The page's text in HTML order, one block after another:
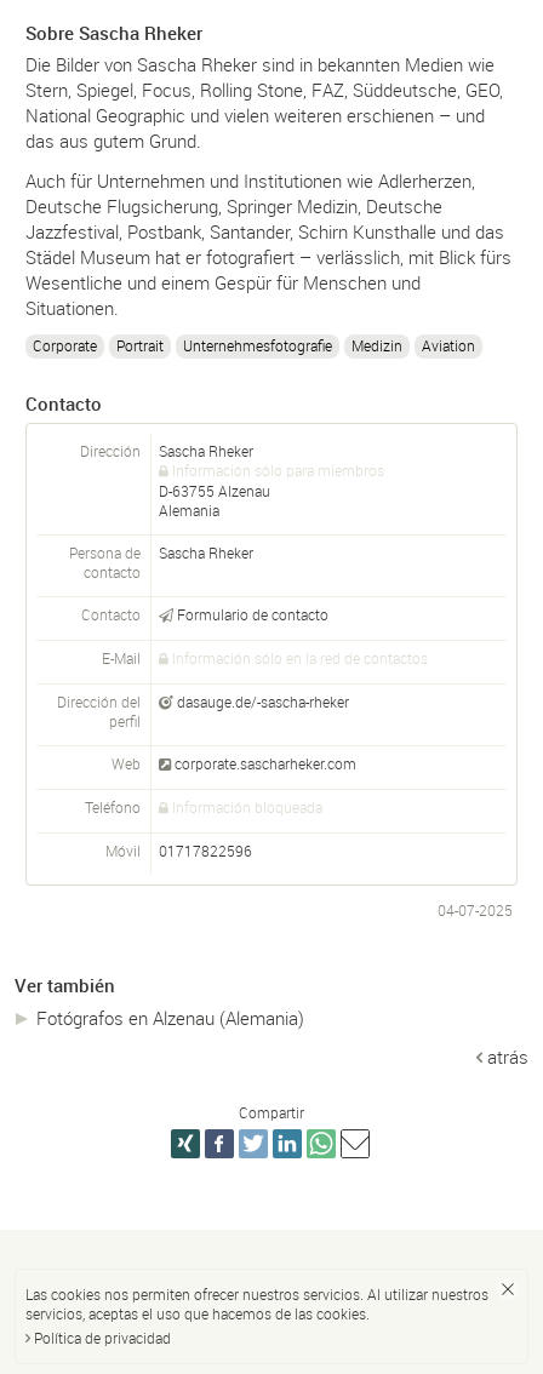
Sobre Sascha Rheker
Die Bilder von Sascha Rheker sind in bekannten Medien wie
Stern, Spiegel, Focus, Rolling Stone, FAZ, Süddeutsche, GEO,
National Geographic und vielen weiteren erschienen – und
das aus gutem Grund.
Auch für Unternehmen und Institutionen wie Adlerherzen,
Deutsche Flugsicherung, Springer Medizin, Deutsche
Jazzfestival, Postbank, Santander, Schirn Kunsthalle und das
Städel Museum hat er fotografiert – verlässlich, mit Blick fürs
Wesentliche und einem Gespür für Menschen und
Situationen.
Corporate Portrait Unternehmesfotografie Medizin Aviation
Contacto
Dirección
Sascha Rheker
Información sólo para miembros
D-63755 Alzenau
Alemania
Persona de
contacto
Sascha Rheker
Contacto Formulario de contacto
E-Mail Información sólo en la red de contactos
Dirección del
perfil
dasauge.de/-sascha-rheker
Web corporate.sascharheker.com
Teléfono Información bloqueada
Móvil 01717822596
04-07-2025
Ver también
Fotógrafos en Alzenau (Alemania)
atrás
Compartir
Las cookies nos permiten ofrecer nuestros servicios. Al utilizar nuestros
servicios, aceptas el uso que hacemos de las cookies.
Política de privacidad